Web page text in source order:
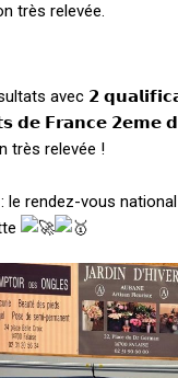
très relevée.
avec 𝟮
𝗱𝗲 𝗙𝗿𝗮𝗻𝗰𝗲 𝟮𝗲𝗺𝗲
très relevée !
le rendez-vous